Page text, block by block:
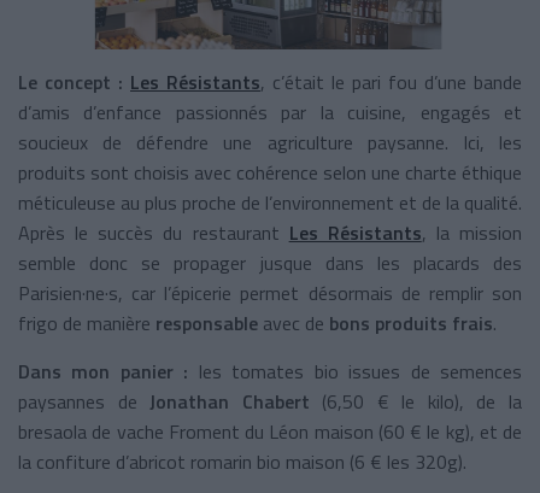
Le concept : Les Résistants, c’était le pari fou d’une bande
d’amis d’enfance passionnés par la cuisine, engagés et
soucieux de défendre une agriculture paysanne. Ici, les
produits sont choisis avec cohérence selon une charte éthique
méticuleuse au plus proche de l’environnement et de la qualité.
Après le succès du restaurant Les Résistants, la mission
semble donc se propager jusque dans les placards des
Parisien·ne·s, car l’épicerie permet désormais de remplir son
frigo de manière responsable avec de bons produits frais.
Dans mon panier : les tomates bio issues de semences
paysannes de Jonathan Chabert (6,50 € le kilo), de la
bresaola de vache Froment du Léon maison (60 € le kg), et de
la confiture d’abricot romarin bio maison (6 € les 320g).